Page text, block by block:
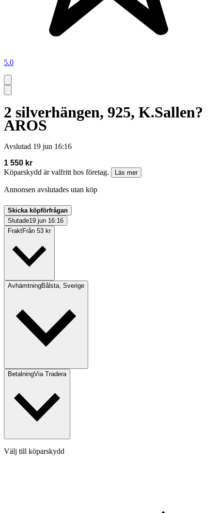
5.0
2 silverhängen, 925, K.Sallen?
AROS
Avslutad 19 jun 16:16
1 550 kr
Köparskydd är valfritt hos företag.
Läs mer
Annonsen avslutades utan köp
Skicka köpförfrågan
Slutade19 jun 16:16
FraktFrån 53 kr
AvhämtningBålsta, Sverige
BetalningVia Tradera
Välj till köparskydd